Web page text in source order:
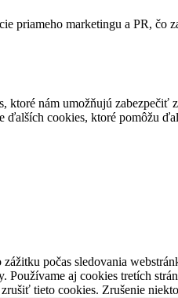
priameho marketingu a PR,
ktoré nám umožňujú
ďalších cookies, ktoré pomôžu
počas sledovania
aj cookies tretích
tieto cookies. Zrušenie